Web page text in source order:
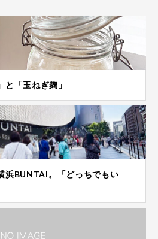
「玉ねぎ麹」
浜BUNTAI。「どっちでもい